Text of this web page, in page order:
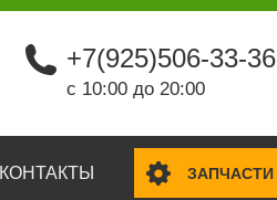
+7(925)506-33-36
с 10:00 до 20:00
КОНТАКТЫ ЗАПЧАСТИ